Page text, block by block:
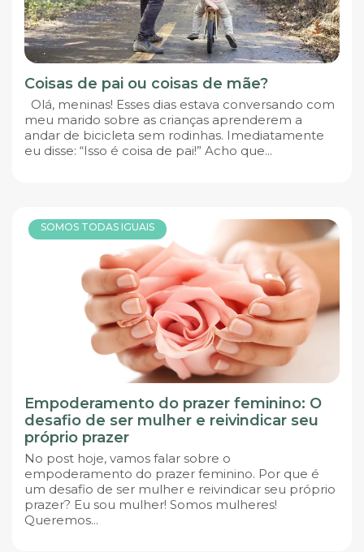
Coisas de pai ou coisas de mãe?
Olá, meninas! Esses dias estava conversando com
meu marido sobre as crianças aprenderem a
andar de bicicleta sem rodinhas. Imediatamente
eu disse: “Isso é coisa de pai!” Acho que...
SOMOS TODAS IGUAIS
Empoderamento do prazer feminino: O
desafio de ser mulher e reivindicar seu
próprio prazer
No post hoje, vamos falar sobre o
empoderamento do prazer feminino. Por que é
um desafio de ser mulher e reivindicar seu próprio
prazer? Eu sou mulher! Somos mulheres!
Queremos...